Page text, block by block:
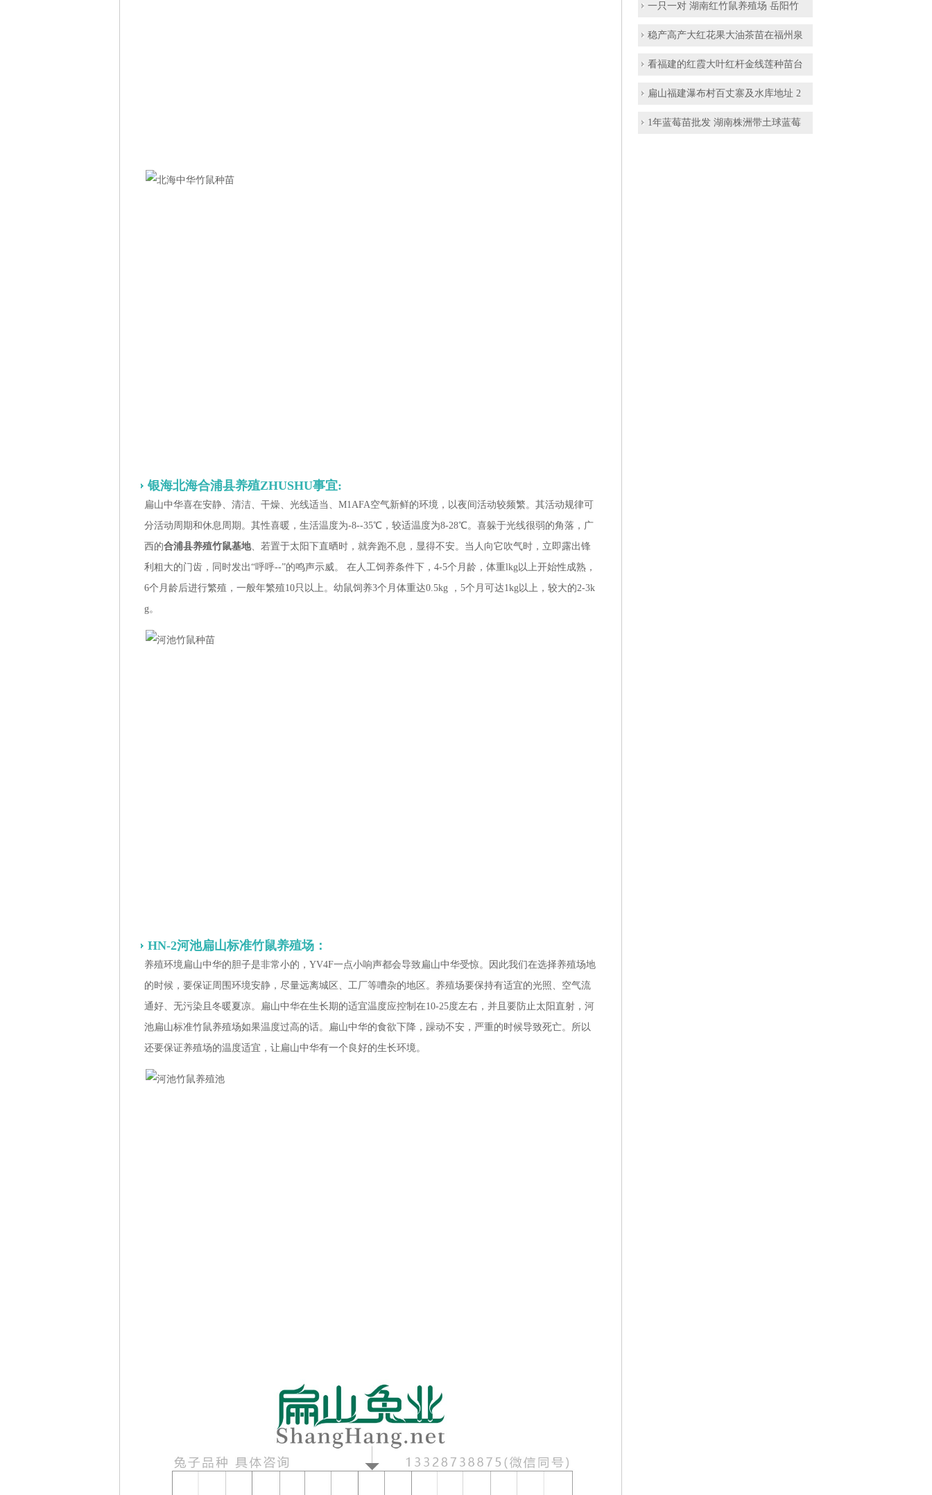
银海北海合浦县养殖ZHUSHU事宜:
扁山中华喜在安静、清洁、干燥、光线适当、M1AFA空气新鲜的环境，以夜间活动较频繁。其活动规律可
分活动周期和休息周期。其性喜暖，生活温度为-8--35℃，较适温度为8-28℃。喜躲于光线很弱的角落，广
西的合浦县养殖竹鼠基地、 若置于太阳下直晒时，就奔跑不息，显得不安。当人向它吹气时，立即露出锋
利粗大的门齿，同时发出“呼呼--”的鸣声示威。 在人工饲养条件下，4-5个月龄，体重lkg以上开始性成熟，
6个月龄后进行繁殖，一般年繁殖10只以上。幼鼠饲养3个月体重达0.5kg ，5个月可达1kg以上，较大的2-3k
g。
HN-2河池扁山标准竹鼠养殖场：
养殖环境扁山中华的胆子是非常小的，YV4F一点小响声都会导致扁山中华受惊。因此我们在选择养殖场地
的时候，要保证周围环境安静，尽量远离城区、工厂等嘈杂的地区。养殖场要保持有适宜的光照、空气流
通好、无污染且冬暖夏凉。扁山中华在生长期的适宜温度应控制在10-25度左右，并且要防止太阳直射， 河
池扁山标准竹鼠养殖场如果温度过高的话。扁山中华的食欲下降，躁动不安，严重的时候导致死亡。所以
还要保证养殖场的温度适宜，让扁山中华有一个良好的生长环境。
一只一对 湖南红竹鼠养殖场 岳阳竹
稳产高产大红花果大油茶苗在福州泉
看福建的红霞大叶红杆金线莲种苗台
扁山福建瀑布村百丈寨及水库地址 2
1年蓝莓苗批发 湖南株洲带土球蓝莓